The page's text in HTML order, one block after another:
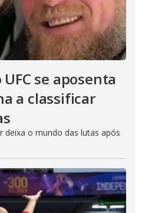
se aposenta
a classificar
deixa o mundo das lutas após